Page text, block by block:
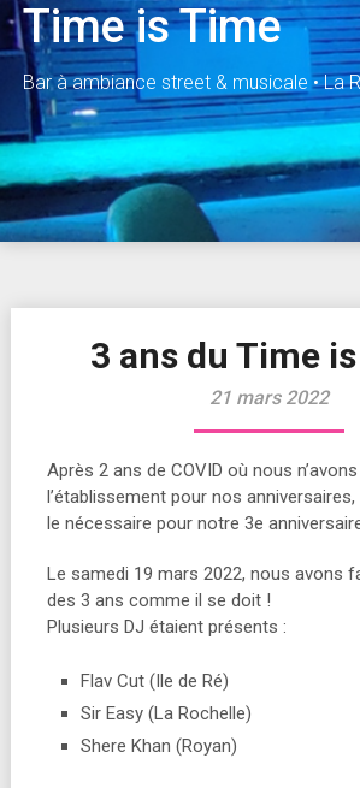
Time is Time
Bar à ambiance street & musicale • La
3 ans du Time
21 mars 2022
Après 2 ans de COVID où nous
l’établissement pour nos
le nécessaire pour notre 3e
Le samedi 19 mars 2022, nous avons
des 3 ans comme il se doit !
Plusieurs DJ étaient présents :
Flav Cut (Ile de Ré)
Sir Easy (La Rochelle)
Shere Khan (Royan)